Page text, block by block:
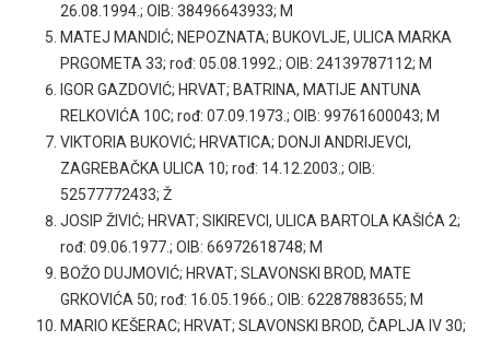
26.08.1994.; OIB: 38496643933; M
MATEJ MANDIĆ; NEPOZNATA; BUKOVLJE, ULICA MARKA
PRGOMETA 33; rođ: 05.08.1992.; OIB: 24139787112; M
IGOR GAZDOVIĆ; HRVAT; BATRINA, MATIJE ANTUNA
RELKOVIĆA 10C; rođ: 07.09.1973.; OIB: 99761600043; M
VIKTORIA BUKOVIĆ; HRVATICA; DONJI ANDRIJEVCI,
ZAGREBAČKA ULICA 10; rođ: 14.12.2003.; OIB:
52577772433; Ž
JOSIP ŽIVIĆ; HRVAT; SIKIREVCI, ULICA BARTOLA KAŠIĆA 2;
rođ: 09.06.1977.; OIB: 66972618748; M
BOŽO DUJMOVIĆ; HRVAT; SLAVONSKI BROD, MATE
GRKOVIĆA 50; rođ: 16.05.1966.; OIB: 62287883655; M
MARIO KEŠERAC; HRVAT; SLAVONSKI BROD, ČAPLJA IV 30;